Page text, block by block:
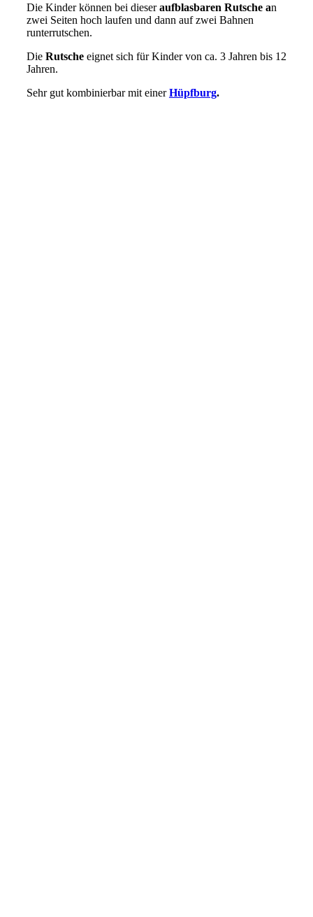
Die Kinder können bei dieseraufblasbaren Rutsche an
zwei Seiten hoch laufen und dann auf zwei Bahnen
runterrutschen.
Die Rutsche eignet sich für Kinder von ca. 3 Jahren bis 12
Jahren.
Sehr gut kombinierbar mit einerHüpfburg.